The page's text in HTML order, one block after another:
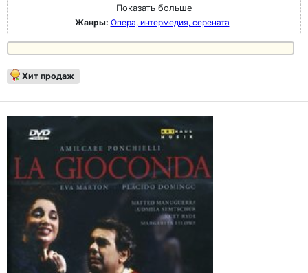
Показать больше
Жанры: Опера, интермедия, серената
Хит продаж